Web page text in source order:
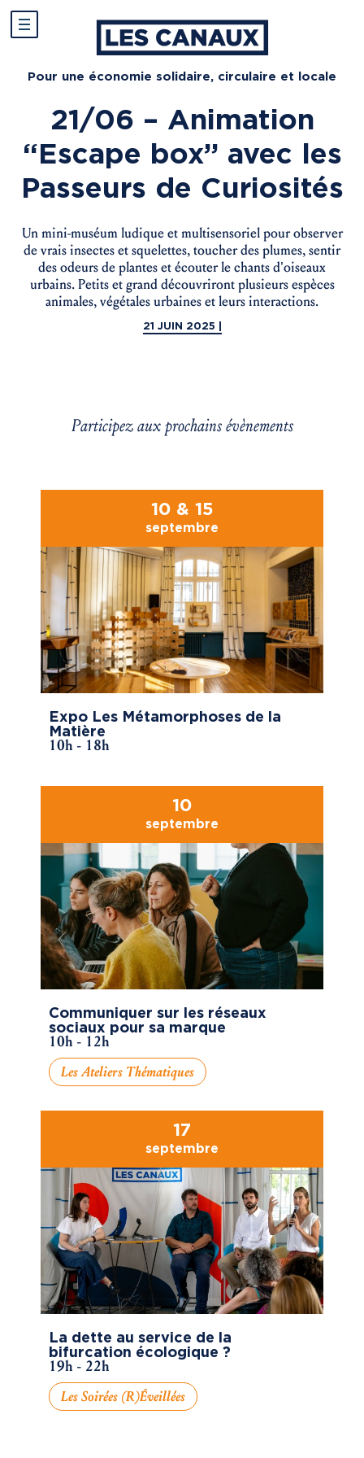
Pour une économie solidaire, circulaire et locale
21/06 – Animation
“Escape box” avec les
Passeurs de Curiosités
Un mini-muséum ludique et multisensoriel pour observer
de vrais insectes et squelettes, toucher des plumes, sentir
des odeurs de plantes et écouter le chants d’oiseaux
urbains. Petits et grand découvriront plusieurs espèces
animales, végétales urbaines et leurs interactions.
21 JUIN 2025 |
Participez aux prochains évènements
10 & 15
septembre
Expo Les Métamorphoses de la
Matière
10h - 18h
10
septembre
Communiquer sur les réseaux
sociaux pour sa marque
10h - 12h
Les Ateliers Thématiques
17
septembre
La dette au service de la
bifurcation écologique ?
19h - 22h
Les Soirées (R)éveillées